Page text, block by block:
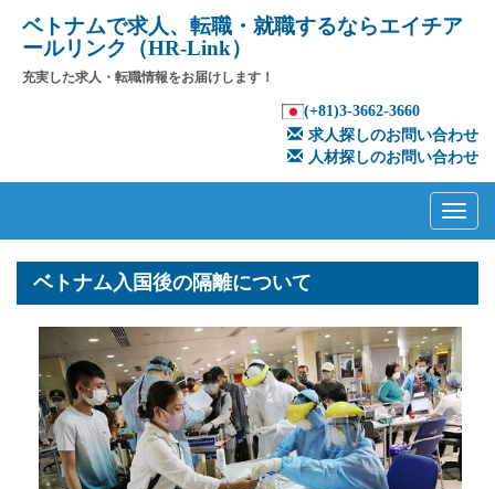
ベトナムで求人、転職・就職するならエイチア
ールリンク（HR-Link）
充実した求人・転職情報をお届けします！
(+81)3-3662-3660
求人探しのお問い合わせ
人材探しのお問い合わせ
Menu
content
ベトナム入国後の隔離について